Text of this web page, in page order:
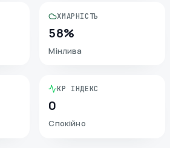
ХМАРНІСТЬ
58%
Мінлива
KP ІНДЕКС
0
Спокійно